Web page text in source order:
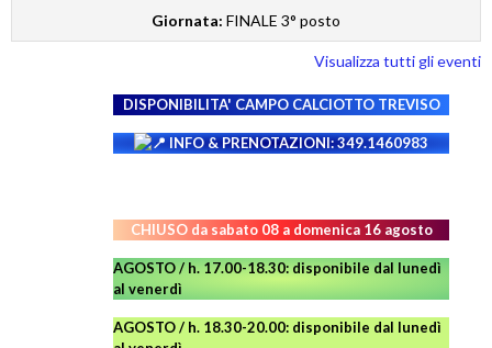
Giornata: FINALE 3° posto
Visualizza tutti gli eventi
DISPONIBILITA' CAMPO CALCIOTTO TREVISO
INFO & PRENOTAZIONI: 349.1460983
CHIUSO da sabato 08 a domenica 16 agosto
AGOSTO / h. 17.00-18.30: disponibile dal lunedì
al venerdì
AGOSTO/ h. 18.30-20.00: disponibile dal lunedì